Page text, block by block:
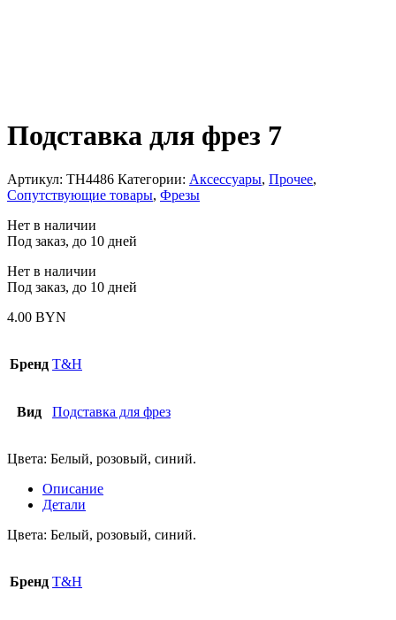
Подставка для фрез 7
Артикул: TH4486 Категории: Аксессуары, Прочее,
Сопутствующие товары, Фрезы
Нет в наличии
Под заказ, до 10 дней
Нет в наличии
Под заказ, до 10 дней
4.00 BYN
Бренд T&H
Вид Подставка для фрез
Цвета: Белый, розовый, синий.
Описание
Детали
Цвета: Белый, розовый, синий.
Бренд T&H